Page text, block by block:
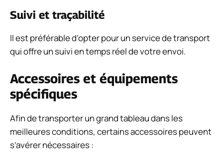
Suivi et traçabilité
Il est préférable d’opter pour un service de transport
qui offre un suivi en temps réel de votre envoi.
Accessoires et équipements
spécifiques
Afin de transporter un grand tableau dans les
meilleures conditions, certains accessoires peuvent
s’avérer nécessaires :